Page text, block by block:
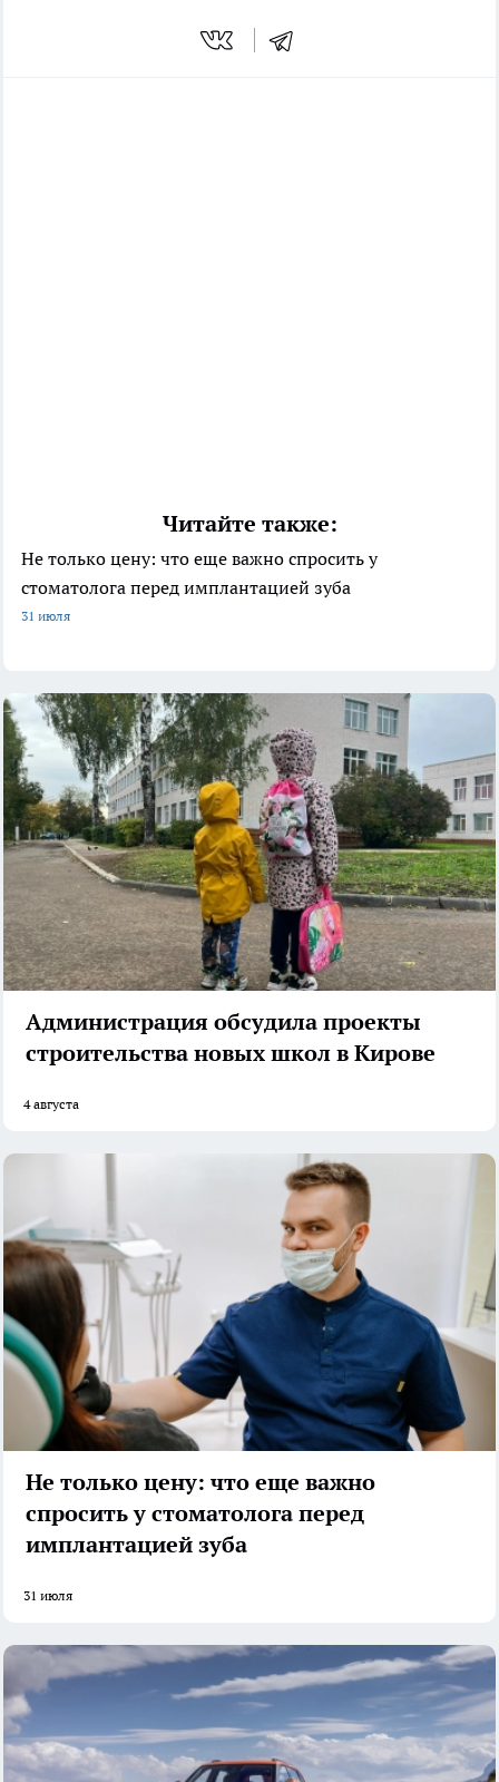
Читайте также:
Не только цену: что еще важно спросить у
стоматолога перед имплантацией зуба
31 июля
Администрация обсудила проекты
строительства новых школ в Кирове
4 августа
Не только цену: что еще важно
спросить у стоматолога перед
имплантацией зуба
31 июля